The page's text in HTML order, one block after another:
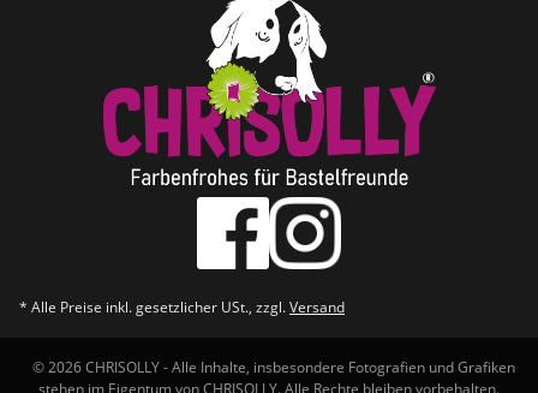
* Alle Preise inkl. gesetzlicher USt., zzgl.Versand
© 2026 CHRISOLLY - Alle Inhalte, insbesondere Fotografien und Grafiken
stehen im Eigentum von CHRISOLLY. Alle Rechte bleiben vorbehalten.